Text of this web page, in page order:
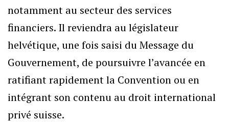
notamment au secteur des services
financiers. Il reviendra au législateur
helvétique, une fois saisi du Message du
Gouvernement, de poursuivre l’avancée en
ratifiant rapidement la Convention ou en
intégrant son contenu au droit international
privé suisse.